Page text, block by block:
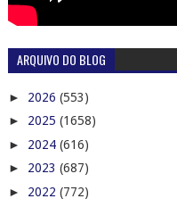
ARQUIVO DO BLOG
► 2026 (553)
► 2025 (1658)
► 2024 (616)
► 2023 (687)
► 2022 (772)